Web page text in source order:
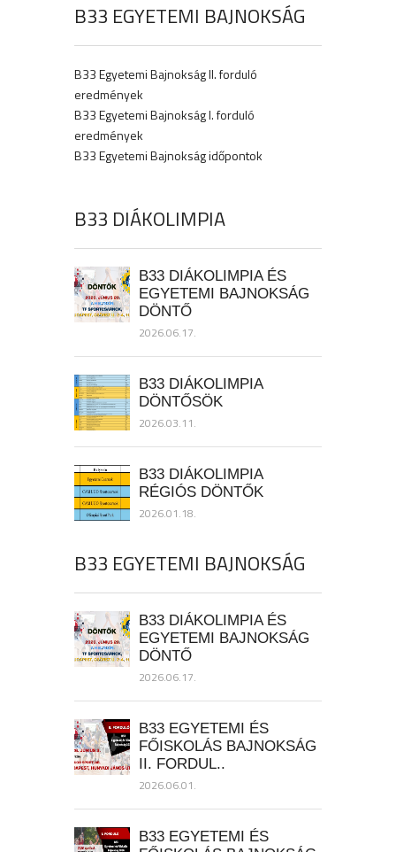
B33 EGYETEMI BAJNOKSÁG
B33 Egyetemi Bajnokság II. forduló
eredmények
B33 Egyetemi Bajnokság I. forduló
eredmények
B33 Egyetemi Bajnokság időpontok
B33 DIÁKOLIMPIA
B33 DIÁKOLIMPIA ÉS
EGYETEMI BAJNOKSÁG
DÖNTŐ
2026.06.17.
B33 DIÁKOLIMPIA
DÖNTŐSÖK
2026.03.11.
B33 DIÁKOLIMPIA
RÉGIÓS DÖNTŐK
2026.01.18.
B33 EGYETEMI BAJNOKSÁG
B33 DIÁKOLIMPIA ÉS
EGYETEMI BAJNOKSÁG
DÖNTŐ
2026.06.17.
B33 EGYETEMI ÉS
FŐISKOLÁS BAJNOKSÁG
II. FORDUL..
2026.06.01.
B33 EGYETEMI ÉS